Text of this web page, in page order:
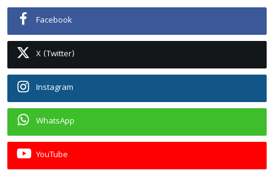
Facebook
X (Twitter)
Instagram
WhatsApp
YouTube